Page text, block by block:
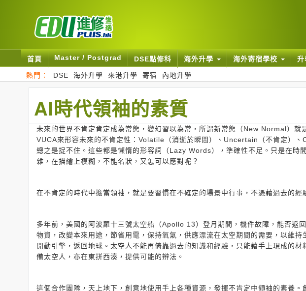
首頁 Master / Postgrad DSE點修科 海外升學 海外寄宿學校 升
熱門： DSE 海外升學 來港升學 寄宿 內地升學
AI時代領袖的素質
未來的世界不肯定肯定成為常態，變幻習以為常，所謂新常態（New Normal）就
VUCA來形容未來的不肯定性：Volatile（消逝於瞬間）、Uncertain（不肯定）
總之是捉不住。這些都是懶惰的形容詞（Lazy Words），準確性不足。只是在時
雜，在描繪上模糊，不能名狀，又怎可以應對呢？
在不肯定的時代中擔當領袖，就是要習慣在不確定的場景中行事，不憑藉過去的經
多年前，美國的阿波羅十三號太空船（Apollo 13）登月期間，機件故障，能否返
物資，改變本來用途，節省用電，保持氧氣，供應漂流在太空期間的需要，以維
開動引擎，返回地球。太空人不能再倚靠過去的知識和經驗，只能藉手上現成的
備太空人，亦在東拼西湊，提供可能的辨法。
這個合作團隊，天上地下，創意地使用手上各種資源，發揮不肯定中領袖的素養